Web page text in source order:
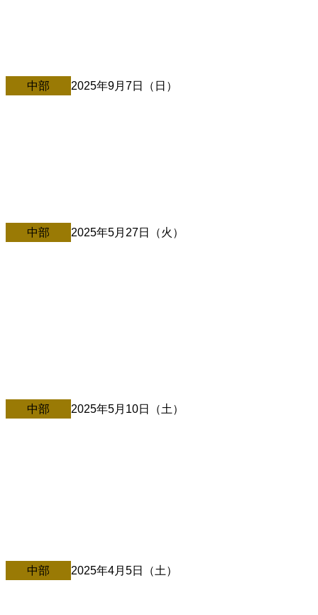
中部 2025年9月7日（日）
中部 2025年5月27日（火）
中部 2025年5月10日（土）
中部 2025年4月5日（土）